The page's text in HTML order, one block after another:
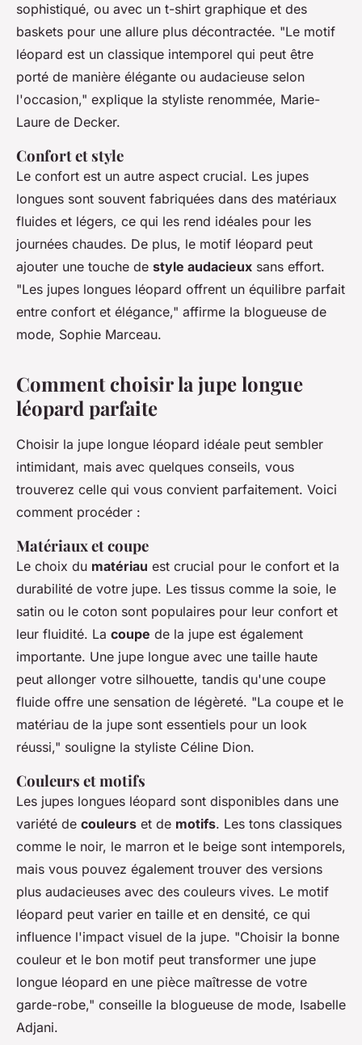
sophistiqué, ou avec un t-shirt graphique et des
baskets pour une allure plus décontractée. "Le motif
léopard est un classique intemporel qui peut être
porté de manière élégante ou audacieuse selon
l'occasion," explique la styliste renommée, Marie-
Laure de Decker.
Confort et style
Le confort est un autre aspect crucial. Les jupes
longues sont souvent fabriquées dans des matériaux
fluides et légers, ce qui les rend idéales pour les
journées chaudes. De plus, le motif léopard peut
ajouter une touche de style audacieux sans effort.
"Les jupes longues léopard offrent un équilibre parfait
entre confort et élégance," affirme la blogueuse de
mode, Sophie Marceau.
Comment choisir la jupe longue
léopard parfaite
Choisir la jupe longue léopard idéale peut sembler
intimidant, mais avec quelques conseils, vous
trouverez celle qui vous convient parfaitement. Voici
comment procéder :
Matériaux et coupe
Le choix du matériau est crucial pour le confort et la
durabilité de votre jupe. Les tissus comme la soie, le
satin ou le coton sont populaires pour leur confort et
leur fluidité. La coupe de la jupe est également
importante. Une jupe longue avec une taille haute
peut allonger votre silhouette, tandis qu'une coupe
fluide offre une sensation de légèreté. "La coupe et le
matériau de la jupe sont essentiels pour un look
réussi," souligne la styliste Céline Dion.
Couleurs et motifs
Les jupes longues léopard sont disponibles dans une
variété de couleurs et de motifs. Les tons classiques
comme le noir, le marron et le beige sont intemporels,
mais vous pouvez également trouver des versions
plus audacieuses avec des couleurs vives. Le motif
léopard peut varier en taille et en densité, ce qui
influence l'impact visuel de la jupe. "Choisir la bonne
couleur et le bon motif peut transformer une jupe
longue léopard en une pièce maîtresse de votre
garde-robe," conseille la blogueuse de mode, Isabelle
Adjani.